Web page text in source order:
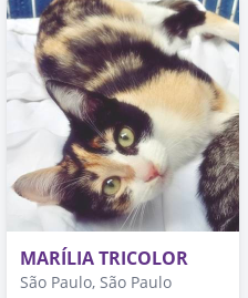
MARÍLIA TRICOLOR
São Paulo, São Paulo